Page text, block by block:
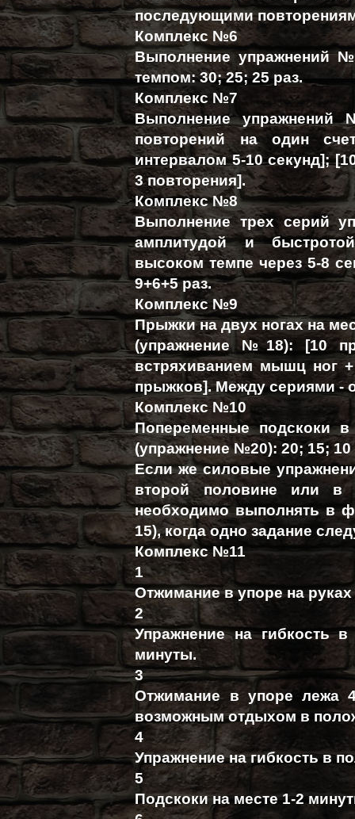
последующими
Комплекс №6
Выполнение упражнений
темпом: 30; 25; 25 раз.
Комплекс №7
Выполнение
повторений на один
интервалом 5-10 секунд];
3 повторения].
Комплекс №8
Выполнение трех серий
амплитудой и
высоком темпе через 5-8
9+6+5 раз.
Комплекс №9
Прыжки на двух ногах на
(упражнение №18): [10
встряхиванием мышц ног
прыжков]. Между сериями -
Комплекс №10
Попеременные подскоки
(упражнение №20): 20; 15; 10
Если же силовые
второй половине или в
необходимо выполнять в
15), когда одно задание
Комплекс №11
1
Отжимание в упоре на
2
Упражнение на гибкость
минуты.
3
Отжимание в упоре лежа
возможным отдыхом в
4
Упражнение на гибкость в
5
Подскоки на месте 1-2